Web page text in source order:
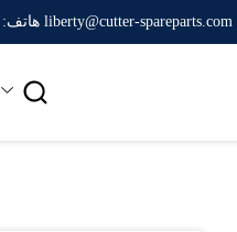
هاتف: 0086-16620846619
